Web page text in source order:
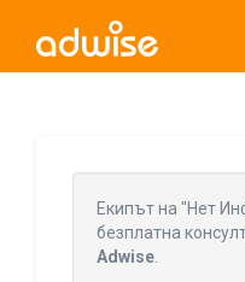
Уважаеми
бихме искали да Ви
прекратява
Eкипът на "Нет
безплатна
Adwise.